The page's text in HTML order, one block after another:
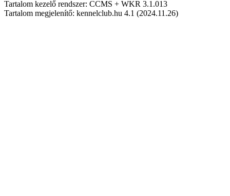
Tartalom kezelő rendszer: CCMS + WKR 3.1.013
Tartalom megjelenítő: kennelclub.hu 4.1 (2024.11.26)